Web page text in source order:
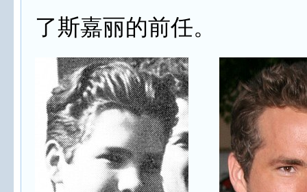
了斯嘉丽的前任。